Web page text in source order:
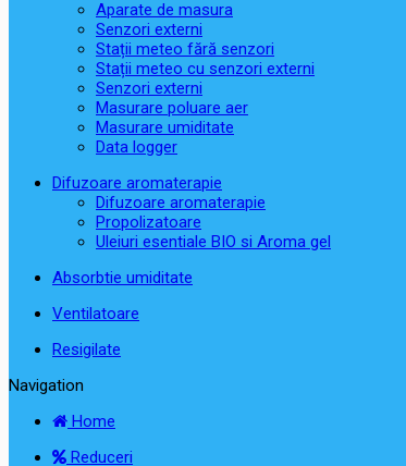
Aparate de masura
Senzori externi
Stații meteo fără senzori
Stații meteo cu senzori externi
Senzori externi
Masurare poluare aer
Masurare umiditate
Data logger
Difuzoare aromaterapie
Difuzoare aromaterapie
Propolizatoare
Uleiuri esentiale BIO si Aroma gel
Absorbtie umiditate
Ventilatoare
Resigilate
Navigation
Home
Reduceri